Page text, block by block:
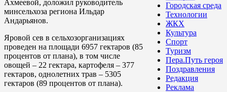
Городская среда
Технологии
ЖКХ
Культура
Спорт
Туризм
Пера.Путь героя
Поздравления
Редакция
Реклама
Ахмеевой, доложил руководитель
минсельхоза региона Ильдар
Андарьянов.
Яровой сев в сельхозорганизациях
проведен на площади 6957 гектаров (85
процентов от плана), в том числе
овощей – 22 гектара, картофеля – 377
гектаров, однолетних трав – 5305
гектаров (89 процентов от плана).